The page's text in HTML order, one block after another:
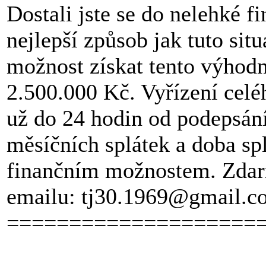
Dostali jste se do nelehké
nejlepší způsob jak tuto
možnost získat tento
2.500.000 Kč. Vyřízení
už do 24 hodin od
měsíčních splátek a doba
finančním možnostem.
emailu: